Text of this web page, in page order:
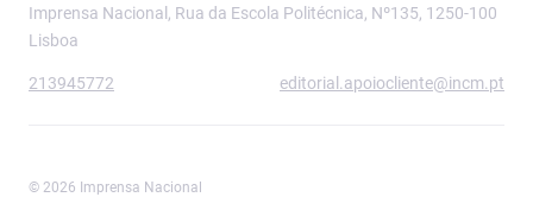
Imprensa Nacional, Rua da Escola Politécnica, Nº135, 1250-100
Lisboa
213945772 editorial.apoiocliente@incm.pt
© 2026 Imprensa Nacional